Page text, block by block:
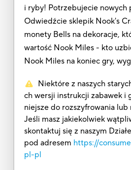
i ryby! Potrzebujecie nowych
Odwiedźcie sklepik Nook's
monety Bells na dekoracje,
wartość Nook Miles - kto
Nook Miles na koniec gry,
Niektóre z naszych
ch wersji instrukcji zabawek i
niejsze do rozszyfrowania
Jeśli masz jakiekolwiek
skontaktuj się z naszym
pod adresem https://
pl-pl